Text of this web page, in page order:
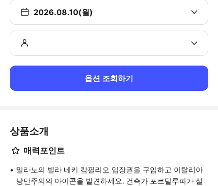
2026.08.10(월)
옵션 조회하기
상품소개
매력포인트
밀라노의 빌라 네키 캄필리오 입장권을 구입하고 이탈리아
낭만주의의 아이콘을 발견하세요. 건축가 포르탈루피가 설